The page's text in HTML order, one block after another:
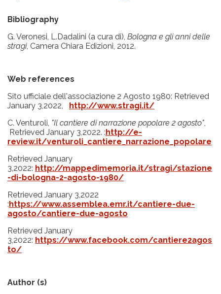
Bibliography
G. Veronesi, L.Dadalini (a cura di), Bologna e gli anni delle
stragi, Camera Chiara Edizioni, 2012.
Web references
Sito ufficiale dell'associazione 2 Agosto 1980: Retrieved
January 3,2022, http://www.stragi.it/
C. Venturoli, "Il cantiere di narrazione popolare 2 agosto",
Retrieved January 3,2022. :http://e-
review.it/venturoli_cantiere_narrazione_popolare
Retrieved January
3,2022: http://mappedimemoria.it/stragi/stazione
-di-bologna-2-agosto-1980/
Retrieved January 3,2022
:https://www.assemblea.emr.it/cantiere-due-
agosto/cantiere-due-agosto
Retrieved January
3,2022: https://www.facebook.com/cantiere2agos
to/
Author (s)